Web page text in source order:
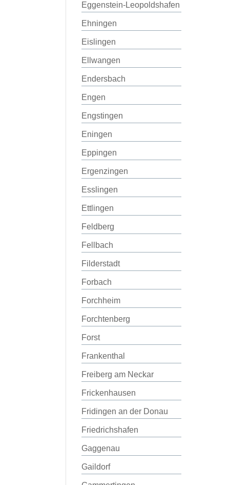
Eggenstein-Leopoldshafen
Ehningen
Eislingen
Ellwangen
Endersbach
Engen
Engstingen
Eningen
Eppingen
Ergenzingen
Esslingen
Ettlingen
Feldberg
Fellbach
Filderstadt
Forbach
Forchheim
Forchtenberg
Forst
Frankenthal
Freiberg am Neckar
Frickenhausen
Fridingen an der Donau
Friedrichshafen
Gaggenau
Gaildorf